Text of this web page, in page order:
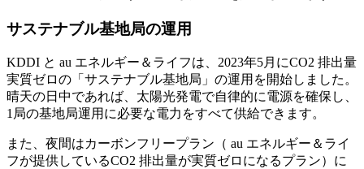
サステナブル基地局の運用
KDDI と au エネルギー＆ライフは、2023年5月にCO2 排出量
実質ゼロの「サステナブル基地局」の運用を開始しました。
晴天の日中であれば、太陽光発電で自律的に電源を確保し、
1局の基地局運用に必要な電力をすべて供給できます。
また、夜間はカーボンフリープラン（ au エネルギー＆ライ
フが提供しているCO2 排出量が実質ゼロになるプラン）に